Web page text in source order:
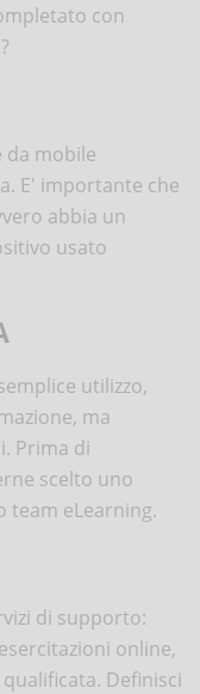
con
da mobile
E' importante che
abbia un
usato
utilizzo,
ma
Prima di
scelto uno
eLearning.
di supporto:
online,
Definisci